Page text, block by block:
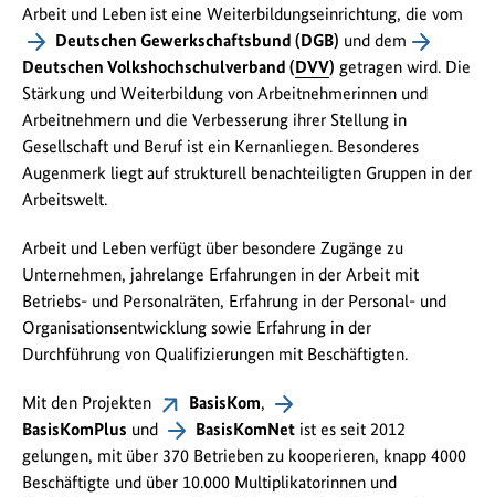
Arbeit und Leben ist eine Weiterbildungseinrichtung, die vom
Deutschen Gewerkschaftsbund (DGB) und dem
Deutschen Volkshochschulverband (DVV) getragen wird. Die
Stärkung und Weiterbildung von Arbeitnehmerinnen und
Arbeitnehmern und die Verbesserung ihrer Stellung in
Gesellschaft und Beruf ist ein Kernanliegen. Besonderes
Augenmerk liegt auf strukturell benachteiligten Gruppen in der
Arbeitswelt.
Arbeit und Leben verfügt über besondere Zugänge zu
Unternehmen, jahrelange Erfahrungen in der Arbeit mit
Betriebs- und Personalräten, Erfahrung in der Personal- und
Organisationsentwicklung sowie Erfahrung in der
Durchführung von Qualifizierungen mit Beschäftigten.
Mit den Projekten BasisKom,
BasisKomPlus und BasisKomNet ist es seit 2012
gelungen, mit über 370 Betrieben zu kooperieren, knapp 4000
Beschäftigte und über 10.000 Multiplikatorinnen und